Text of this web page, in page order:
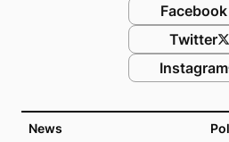
News
Facebook
Twitter
Instagram